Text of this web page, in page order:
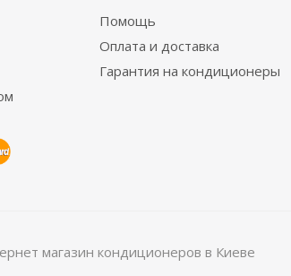
Помощь
Оплата и доставка
Гарантия на кондиционеры
магазин кондиционеров в Киеве